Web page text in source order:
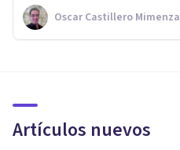
Oscar Castillero Mimenza
Artículos nuevos